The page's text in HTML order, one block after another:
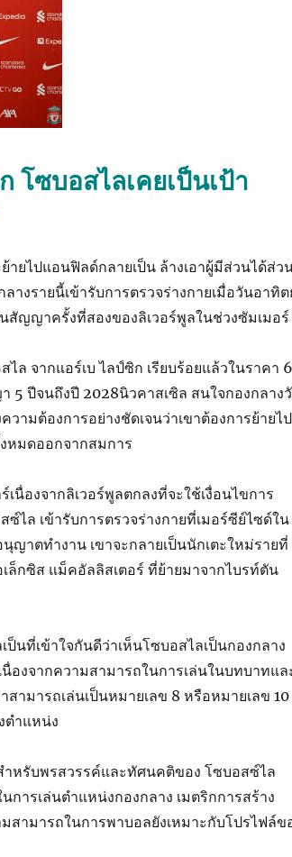
ซบอสไลเคยเป็นเป้า
ยไปแอนฟิลด์กลายเป็น ล้างเอาผู้มีส่วนได้ส่ว
างรายนี้เข้ารับการตรวจร่างกายเมื่อวันอาทิต
สัญญาครั้งที่สองของลิเวอร์พูลในช่วงซัมเมอร์
ล จากแอร์เบ ไลป์ซิก เรียบร้อยแล้วในราคา
ปีจนถึงปี 2028นิวคาสเซิล สนใจกองกลาง
ามต้องการอย่างชัดเจนว่าเขาต้องการย้ายไ
หมดออกจากสมการ
นื่องจากลิเวอร์พูลตกลงที่จะใช้เงื่อนไขการ
ไล เข้ารับการตรวจร่างกายที่เมอร์ซีย์ไซด์ใน
ญาตทำงาน เขาจะกลายเป็นนักเตะใหม่รายที่
ล็กซิส แม็คอัลลิสเตอร์ ที่ย้ายมาจากไบรท์ตัน
ป็นที่เข้าใจกันดีว่าเห็นโซบอสไลเป็นกองกลาง
งจากความสามารถในการเล่นในบทบาทแล
สามารถเล่นเป็นหมายเลข 8 หรือหมายเลข 10
ตำแหน่ง
หรับพรสวรรค์และทัศนคติของ โซบอสซ์ไล
การเล่นตำแหน่งกองกลาง เมตริกการสร้าง
สามารถในการพาบอลยังเหมาะกับโปรไฟล์ข